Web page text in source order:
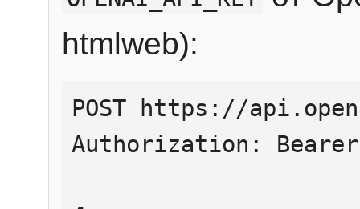
htmlweb):
POST https://
Authorization: